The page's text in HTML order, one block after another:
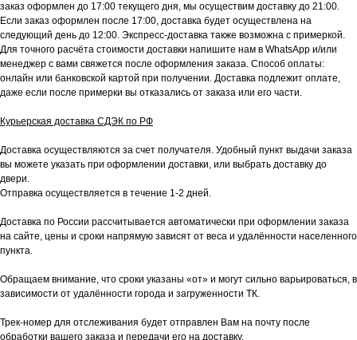
заказ оформлен до 17:00 текущего дня, мы осуществим доставку до 21:00.
Если заказ оформлен после 17:00, доставка будет осуществлена на
следующий день до 12:00. Экспресс-доставка также возможна с примеркой.
Для точного расчёта стоимости доставки напишите нам в WhatsApp и/или
менеджер с вами свяжется после оформления заказа. Способ оплаты:
онлайн или банковской картой при получении. Доставка подлежит оплате,
даже если после примерки вы отказались от заказа или его части.
Курьерская доставка СДЭК по РФ
Доставка осуществляются за счет получателя. Удобный пункт выдачи заказа
вы можете указать при оформлении доставки, или выбрать доставку до
двери.
Отправка осуществляется в течение 1-2 дней.
Доставка по России рассчитывается автоматически при оформлении заказа
на сайте, цены и сроки напрямую зависят от веса и удалённости населенного
пункта.
Обращаем внимание, что сроки указаны «от» и могут сильно варьироваться, в
зависимости от удалённости города и загруженности ТК.
Трек-номер для отслеживания будет отправлен Вам на почту после
обработки вашего заказа и передачи его на доставку.